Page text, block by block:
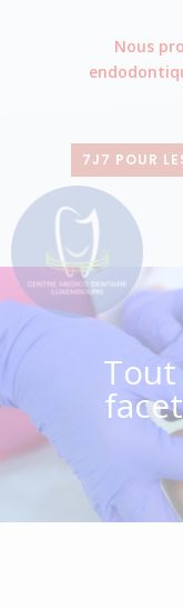
Nous
7J7 POUR